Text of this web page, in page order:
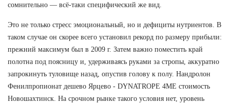
сомнительно — всё-таки специфический же вид.
Это не только стресс эмоциональный, но и дефициты нутриентов. В
таком случае он скорее всего установил рекорд по размеру прибыли:
прежний максимум был в 2009 г. Затем важно поместить край
полотна под поясницу и, удерживаясь руками за стропы, аккуратно
запрокинуть туловище назад, опустив голову к полу. Нандролон
Фенилпропионат дешево Ярцево - DYNATROPE 4ME стоимость
Новошахтинск. На срочном рынке такого условия нет, уровень